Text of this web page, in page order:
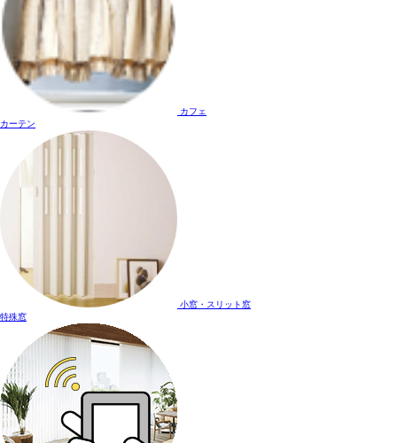
カフェ
カーテン
小窓・スリット窓
特殊窓